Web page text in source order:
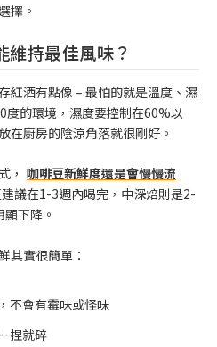
擇。
維持最佳風味？
紅酒有點像 – 最怕的就是溫度、濕
的環境，濕度要控制在60%以
在廚房的陰涼角落就很剛好。
， 咖啡豆新鮮度還是會慢慢流
議在1-3週內喝完，中深焙則是2-
下降。
其實很簡單：
不會有霉味或怪味
捏就碎